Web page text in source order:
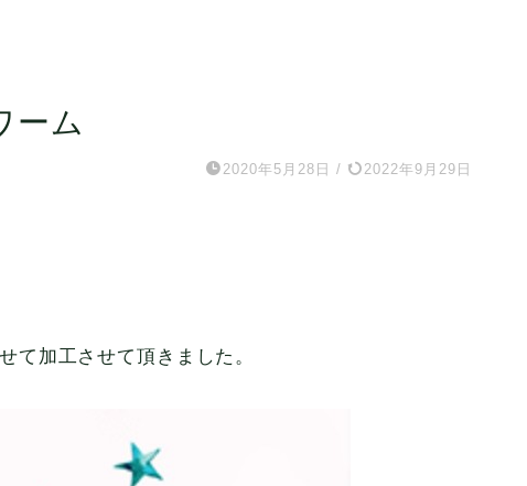
ーム
2020年5月28日 / 2022年9月29日
て加工させて頂きました。